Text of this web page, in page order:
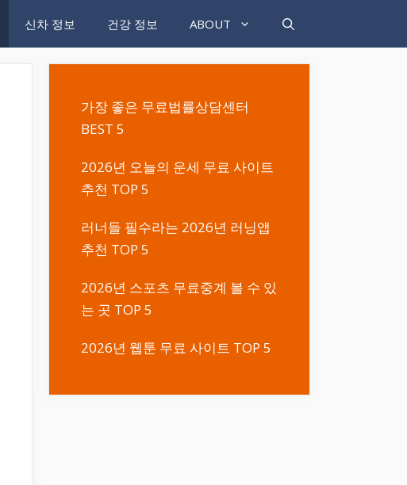
신차 정보 건강 정보 ABOUT
가장 좋은 무료법률상담센터
BEST 5
2026년 오늘의 운세 무료 사이트
추천 TOP 5
러너들 필수라는 2026년 러닝앱
추천 TOP 5
2026년 스포츠 무료중계 볼 수 있
는 곳 TOP 5
2026년 웹툰 무료 사이트 TOP 5